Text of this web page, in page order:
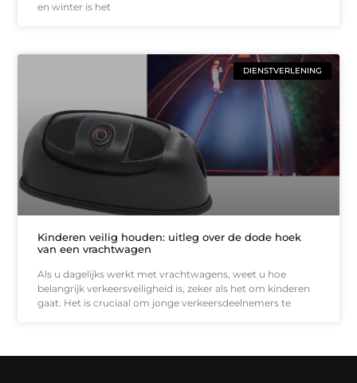
en winter is het
DIENSTVERLENING
Kinderen veilig houden: uitleg over de dode hoek
van een vrachtwagen
Als u dagelijks werkt met vrachtwagens, weet u hoe
belangrijk verkeersveiligheid is, zeker als het om kinderen
gaat. Het is cruciaal om jonge verkeersdeelnemers te